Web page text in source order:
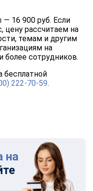
16 900 руб. Если
цену рассчитаем на
темам и другим
на
более сотрудников.
бесплатной
222-70-59.
на